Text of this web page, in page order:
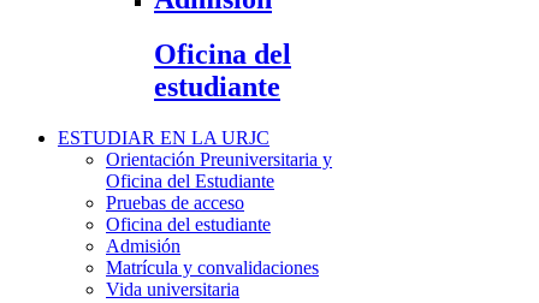
Oficina del
estudiante
ESTUDIAR EN LA URJC
Orientación Preuniversitaria y
Oficina del Estudiante
Pruebas de acceso
Oficina del estudiante
Admisión
Matrícula y convalidaciones
Vida universitaria